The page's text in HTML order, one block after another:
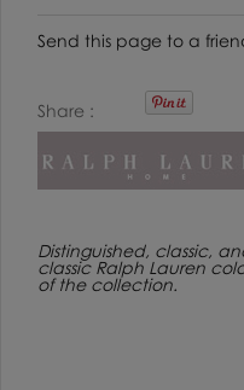
Send this page to a
Share
Distinguished, classic,
classic Ralph Lauren
of the collection.